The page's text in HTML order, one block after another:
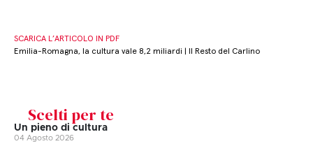
SCARICA L’ARTICOLO IN PDF
Emilia-Romagna, la cultura vale 8,2 miliardi | Il Resto del Carlino
Scelti per te
Un pieno di cultura
04 Agosto 2026